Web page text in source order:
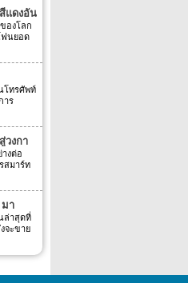
M2
อกจาก
ที่น่า
บคู่ที่มี
2.2
เอียด
น้า
นั้นจะ
งขึ้น
อียดสูง
ลผล
625
RAM
าด คือ
แดงอัน
องโลก
ฟนยอด
วงที่
ยีอัน
ามโชค
ที่มา
งอัน
ง
ออกแบบ
ากการ
บแต่ง
รปรับ
แต่งเอง
อนแรง
ทาง
วันศุกร์
ารเปิด
น. (เป็น
ปิดตัว
โทรศัพท์
าร
นมี
ฟนหนึ่ง
ด้ ก็คือ
HTC
ก
อย่าง
บหน้า
จอเป็น
ม่ที่
ะเอียด
820
วงกา
งต่อ
สมาร์ท
ครั้ง
ปฏิบัติ
รุ่น TA-
ของ
ตต่างๆ
แต่จะ
ตัวจะมา
ว่า
มา
ล่าสุดที่
จะขาย
ต่การ
นาให้ดี